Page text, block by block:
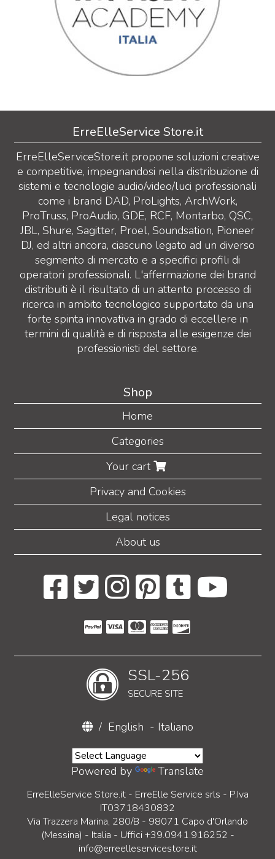
ErreElleService Store.it
ErreElleServiceStore.it propone soluzioni creative
e competitive, impegnandosi nella distribuzione di
sistemi e tecnologie audio/video/luci professionali
come i brand DAD, ProLights, ArchWork,
ProTruss, ProAudio, GDE, RCF, Montarbo, QSC,
JBL, Shure, Sagitter, Proel, Soundsation, Pioneer
DJ, ed altri ancora, ciascuno legato ad un diverso
segmento di mercato e a specifici profili di
operatori professionali. L'affermazione dei brand
distribuiti è il risultato di un attento processo di
ricerca in ambito tecnologico supportato da una
forte spinta innovativa in grado di eccellere in
termini di qualità e di risposta alle esigenze dei
professionisti del settore.
Shop
Home
Categories
Your cart
Privacy and Cookies
Legal notices
About us
SSL-256
SECURE SITE
/ English - Italiano
Powered by Translate
ErreElleService Store.it - ErreElle Service srls - P.Iva
IT03718430832
Via Trazzera Marina, 280/B - 98071 Capo d'Orlando
(Messina) - Italia - Uffici +39.0941.916252 -
info@erreelleservicestore.it